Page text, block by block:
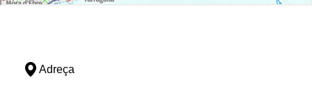
Adreça